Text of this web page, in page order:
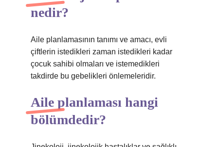
nedir?
Aile planlamasının tanımı ve amacı, evli
çiftlerin istedikleri zaman istedikleri kadar
çocuk sahibi olmaları ve istemedikleri
takdirde bu gebelikleri önlemeleridir.
Aile planlaması hangi
bölümdedir?